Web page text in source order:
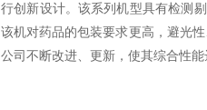
行创新设计。该系列机型具有检测
该机对药品的包装要求更高，避光
公司不断改进、更新，使其综合性能